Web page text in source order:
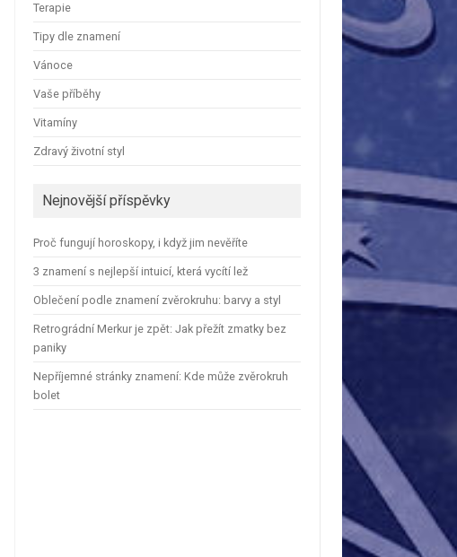
Terapie
Tipy dle znamení
Vánoce
Vaše příběhy
Vitamíny
Zdravý životní styl
Nejnovější příspěvky
Proč fungují horoskopy, i když jim nevěříte
3 znamení s nejlepší intuicí, která vycítí lež
Oblečení podle znamení zvěrokruhu: barvy a styl
Retrográdní Merkur je zpět: Jak přežít zmatky bez
paniky
Nepříjemné stránky znamení: Kde může zvěrokruh
bolet